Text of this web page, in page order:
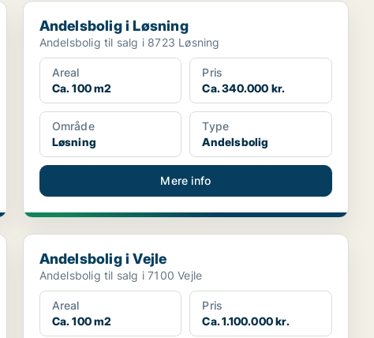
Andelsbolig i Løsning
Andelsbolig i Løsning
Andelsbolig til salg i 8723 Løsning
Areal
Ca. 100 m2
Pris
Ca. 340.000 kr.
Område
Løsning
Type
Andelsbolig
Mere info
Andelsbolig i Vejle
Andelsbolig i Vejle
Andelsbolig til salg i 7100 Vejle
Areal
Ca. 100 m2
Pris
Ca. 1.100.000 kr.